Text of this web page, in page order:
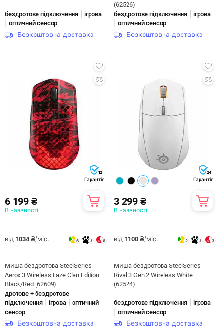
бездротове підключення ігрова
оптичний сенсор
Безкоштовна доставка
(62526)
бездротове підключення
ігрова
оптичний сенсор
Безкоштовна доставка
12
Гарантія
6 199 ₴
В наявності
від 1034 ₴/міс. 6 3 6
Миша бездротова SteelSeries
Aerox 3 Wireless Faze Clan Edition
Black/Red (62609)
дротове + бездротове
підключення
ігрова
оптичний
сенсор
Безкоштовна доставка
24
Гарантія
3 299 ₴
В наявності
від 1100 ₴/міс. 2 3 3
Миша бездротова SteelSeries
Rival 3 Gen 2 Wireless White
(62524)
бездротове підключення ігрова
оптичний сенсор
Безкоштовна доставка